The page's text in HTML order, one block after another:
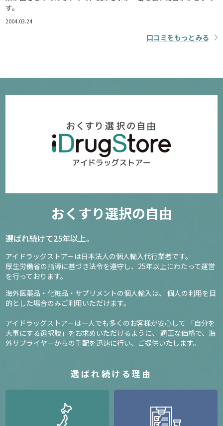
す。
2004.03.24
口コミをもっとみる
おくすり選択の自由
選ばれ続けて25年以上。
アイドラッグストアーは日本法人の個人輸入代行業者です。
厚生労働省の指導に基づき法令を遵守し、 25年以上にわたって運営
を行っております。
海外医薬品・化粧品・サプリメントの個人輸入は、 個人の利用を目
的とした場合のみご利用いただけます。
アイドラッグストアーは一人でも多くのお客様が安心して
「自分を
大事にする選択肢」をお求めいただけるように、 適正な価格で、海
外サプライヤーからの手配を迅速に行い、ご提供いたします。
選ばれ続ける理由